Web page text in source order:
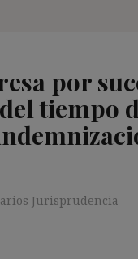
por
tiempo
Jurisprudencia